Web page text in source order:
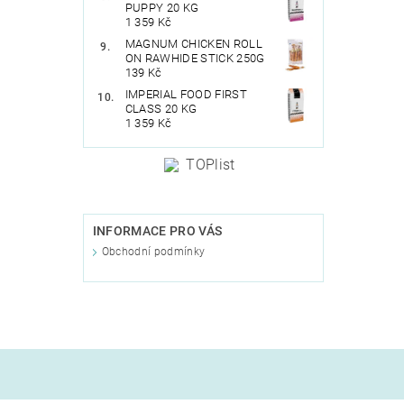
PUPPY 20 KG
1 359 Kč
MAGNUM CHICKEN ROLL
ON RAWHIDE STICK 250G
139 Kč
IMPERIAL FOOD FIRST
CLASS 20 KG
1 359 Kč
INFORMACE PRO VÁS
Obchodní podmínky